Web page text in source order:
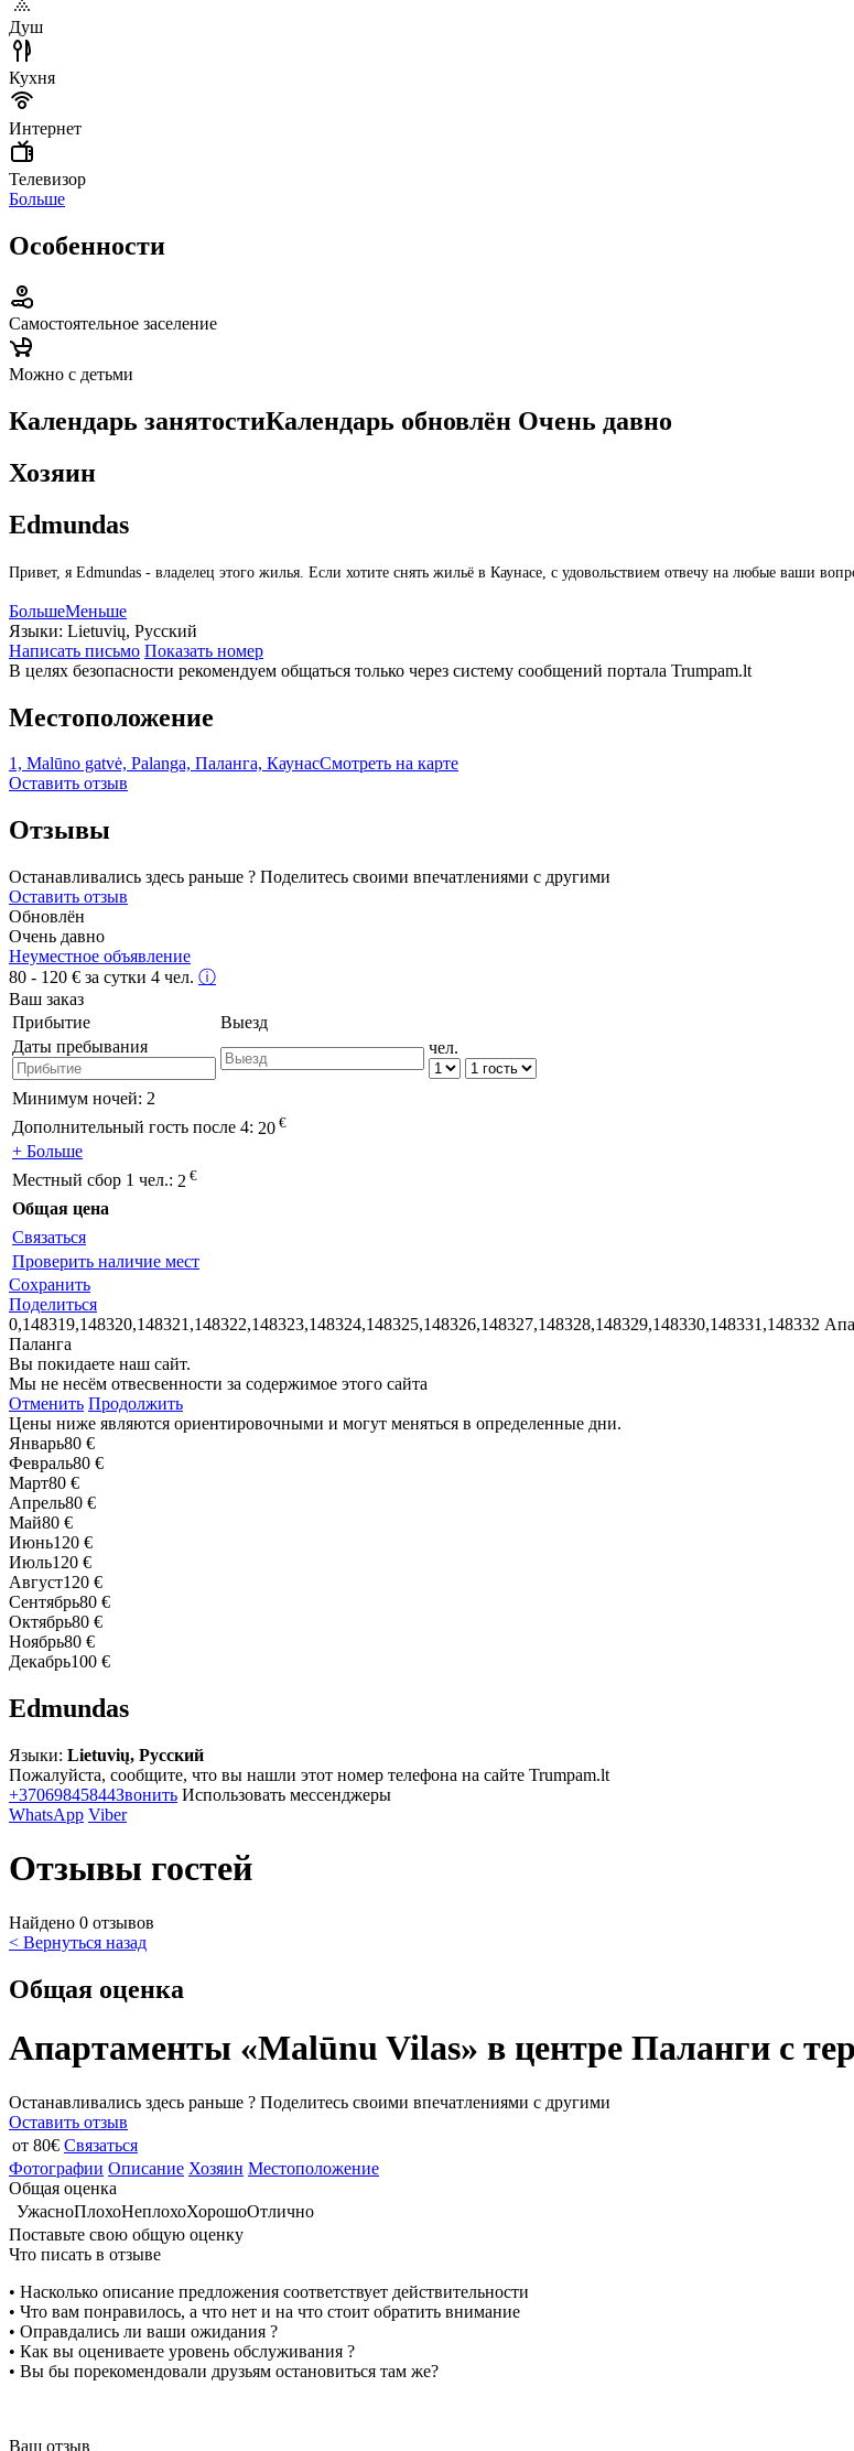
Душ
Кухня
Интернет
Телевизор
Больше
Особенности
Самостоятельное заселение
Можно с детьми
Календарь занятостиКалендарь обновлён Очень давно
Хозяин
Edmundas
Привет, я Edmundas - владелец этого жилья. Если хотите снять жильё в Каунасе, с удовольствием отвечу на любые ваши
БольшеМеньше
Языки: Lietuvių, Русский
Написать письмо Показать номер
В целях безопасности рекомендуем общаться только через систему сообщений портала Trumpam.lt
Местоположение
1, Malūno gatvė, Palanga, Паланга, КаунасСмотреть на карте
Оставить отзыв
Отзывы
Останавливались здесь раньше ? Поделитесь своими впечатлениями с другими
Оставить отзыв
Обновлён
Очень давно
Неуместное объявление
80 - 120 € за сутки 4 чел. ⓘ
Ваш заказ
Прибытие
Выезд
Даты пребывания
чел.
Минимум ночей: 2
Дополнительный гость после 4: 20 €
+ Больше
Местный сбор 1 чел.: 2 €
Общая цена
Связаться
Проверить наличие мест
Сохранить
Поделиться
0,148319,148320,148321,148322,148323,148324,148325,148326,148327,148328,148329,148330,148331,148332
Паланга
Вы покидаете наш сайт.
Мы не несём отвесвенности за содержимое этого сайта
Отменить Продолжить
Цены ниже являются ориентировочными и могут меняться в определенные дни.
Январь80 €
Февраль80 €
Март80 €
Апрель80 €
Май80 €
Июнь120 €
Июль120 €
Август120 €
Сентябрь80 €
Октябрь80 €
Ноябрь80 €
Декабрь100 €
Edmundas
Языки: Lietuvių, Русский
Пожалуйста, сообщите, что вы нашли этот номер телефона на сайте Trumpam.lt
+37069845844Звонить Использовать мессенджеры
WhatsApp Viber
Отзывы гостей
Найдено 0 отзывов
< Вернуться назад
Общая оценка
Апартаменты «Malūnu Vilas» в центре Паланги с
Останавливались здесь раньше ? Поделитесь своими впечатлениями с другими
Оставить отзыв
от 80€ Связаться
Фотографии Описание Хозяин Местоположение
Общая оценка
УжасноПлохоНеплохоХорошоОтлично
Поставьте свою общую оценку
Что писать в отзыве
• Насколько описание предложения соответствует действительности
• Что вам понравилось, а что нет и на что стоит обратить внимание
• Оправдались ли ваши ожидания ?
• Как вы оцениваете уровень обслуживания ?
• Вы бы порекомендовали друзьям остановиться там же?
Ваш отзыв